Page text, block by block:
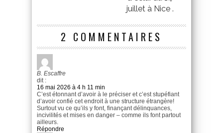
juillet à Nice .
2 COMMENTAIRES
B. Escaffre
dit :
16 mai 2026 à 4 h 11 min
C’est étonnant d’avoir à le préciser et c’est stupéfiant
d’avoir confié cet endroit à une structure étrangère!
Surtout vu ce qu’ils y font, finançant délinquances,
incivilités et mises en danger – comme ils font partout
ailleurs.
Répondre